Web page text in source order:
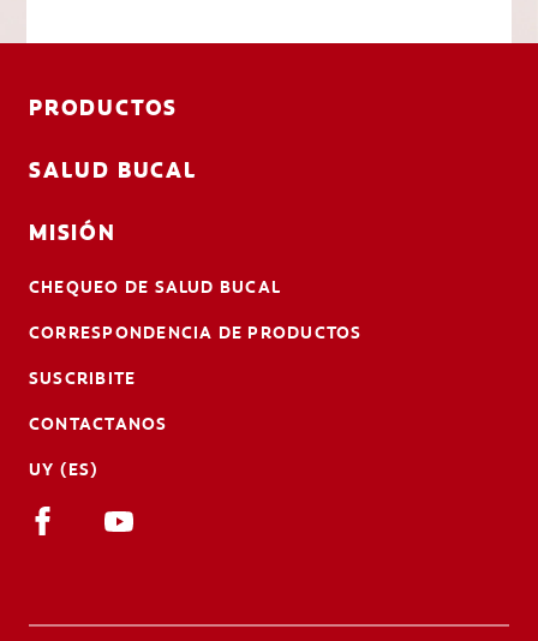
PRODUCTOS
SALUD BUCAL
MISIÓN
CHEQUEO DE SALUD BUCAL
CORRESPONDENCIA DE PRODUCTOS
SUSCRIBITE
CONTACTANOS
UY (ES)